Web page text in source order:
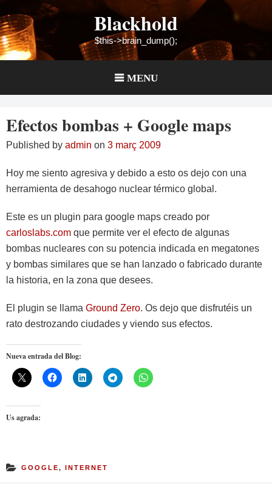
to
content
Blackhold
$this->brain_dump();
MENU
Efectos bombas + Google maps
Published by admin on 3 març 2009
Hoy me siento agresiva y debido a esto os dejo con una
herramienta de desahogo nuclear térmico global.
Este es un plugin para google maps creado por
carloslabs.com que permite ver el efecto de algunas
bombas nucleares con su potencia indicada en megatones
y bombas similares que se han lanzado o fabricado durante
la historia, en la zona que desees.
El plugin se llama Ground Zero. Os dejo que disfrutéis un
rato destrozando ciudades y viendo sus efectos.
Nueva entrada del Blog:
Us agrada:
GOOGLE, INTERNET